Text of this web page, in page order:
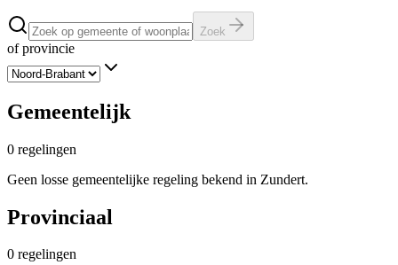
Zoek
of provincie
Gemeentelijk
0 regelingen
Geen losse gemeentelijke regeling bekend in Zundert.
Provinciaal
0 regelingen